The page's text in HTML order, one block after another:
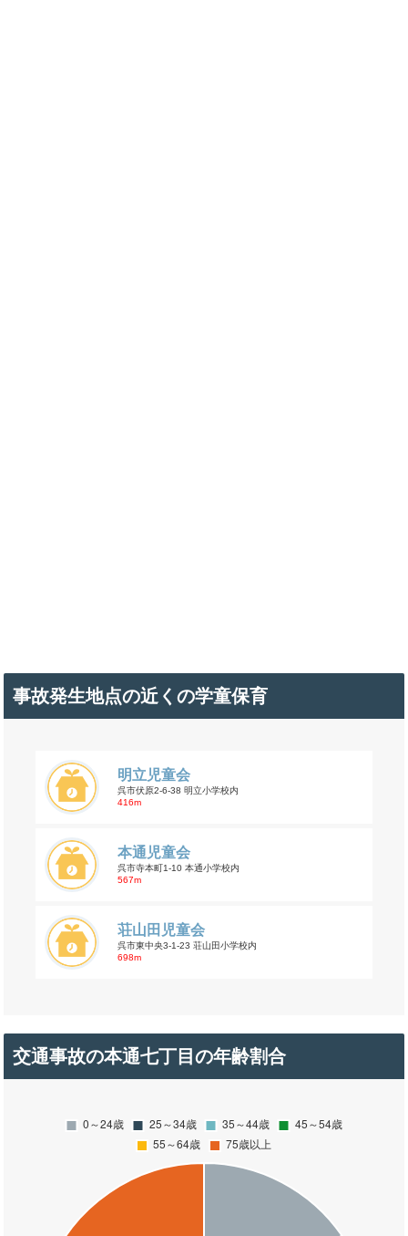
事故発生地点の近くの学童保育
明立児童会
呉市伏原2-6-38 明立小学校内
416m
本通児童会
呉市寺本町1-10 本通小学校内
567m
荘山田児童会
呉市東中央3-1-23 荘山田小学校内
698m
交通事故の本通七丁目の年齢割合